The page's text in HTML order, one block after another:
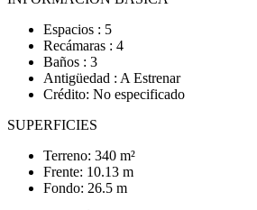
Espacios : 5
Recámaras : 4
Baños : 3
Antigüedad : A Estrenar
Crédito: No especificado
SUPERFICIES
Terreno: 340 m²
Frente: 10.13 m
Fondo: 26.5 m